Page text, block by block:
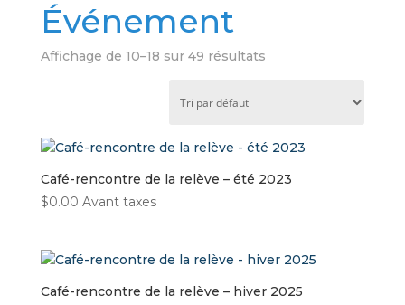
Événement
Affichage de 10–18 sur 49 résultats
Café-rencontre de la relève – été 2023
$0.00 Avant taxes
Café-rencontre de la relève – hiver 2025